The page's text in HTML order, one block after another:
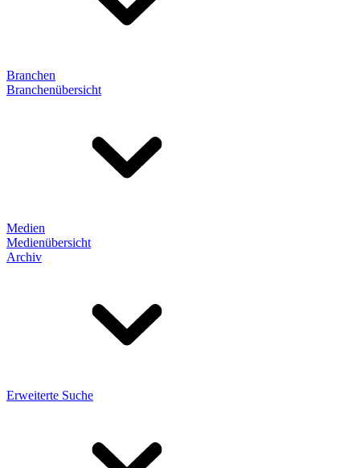
Branchen
Branchenübersicht
Medien
Medienübersicht
Archiv
Erweiterte Suche